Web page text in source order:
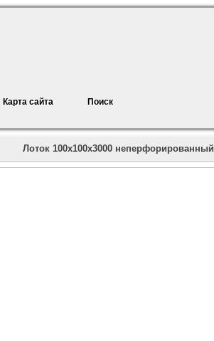
Карта сайта Поиск
Лоток 100х100х3000 неперфорированный